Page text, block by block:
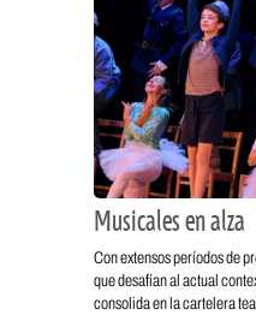
Musicales en alza
Con extensos períodos de
que desafían al actual
consolida en la cartelera